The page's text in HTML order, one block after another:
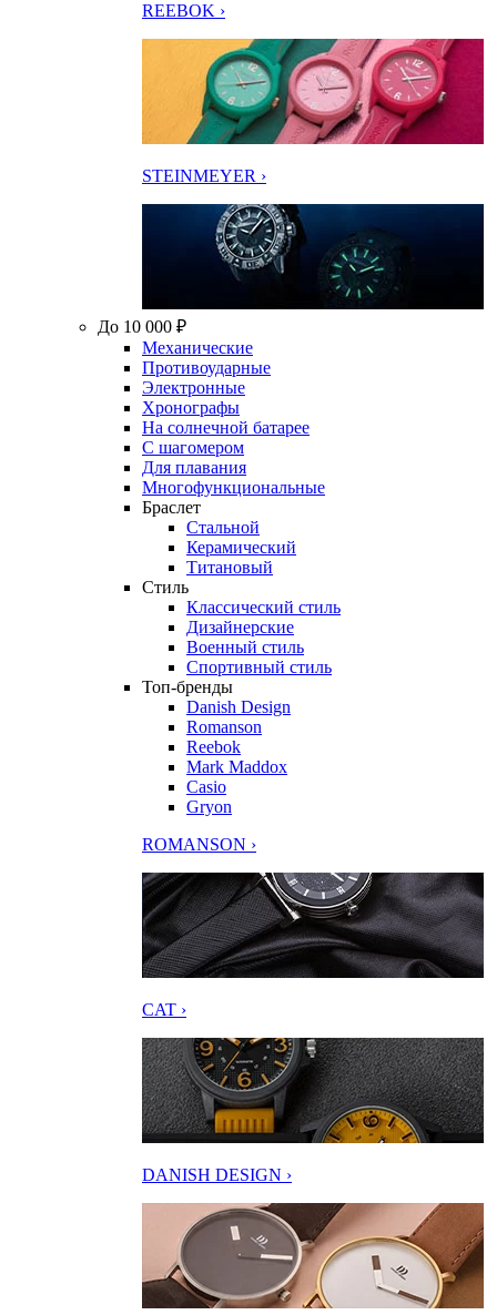
REEBOK ›
STEINMEYER ›
До 10 000 ₽
Механические
Противоударные
Электронные
Хронографы
На солнечной батарее
С шагомером
Для плавания
Многофункциональные
Браслет
Стальной
Керамический
Титановый
Стиль
Классический стиль
Дизайнерские
Военный стиль
Спортивный стиль
Топ-бренды
Danish Design
Romanson
Reebok
Mark Maddox
Casio
Gryon
ROMANSON ›
CAT ›
DANISH DESIGN ›